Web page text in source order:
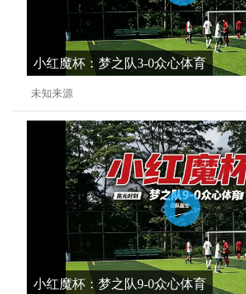
小红魔杯：梦之队3-0众心体育
未知来源
小红魔杯：梦之队9-0众心体育